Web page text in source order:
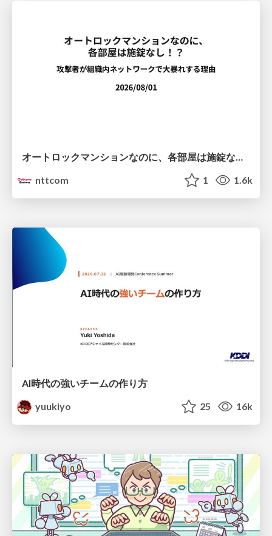
オートロックマンションなのに、各部屋は施錠なし！？ 攻撃者が組織内ネットワークで大暴れする理由 / The Front Door Is Locked, but the Rooms Are Wide Open: Why Attackers Move Freely Inside Enterprise Networks
nttcom
1 1.6k
AI時代の強いチームの作り方
yuukiyo
25 16k